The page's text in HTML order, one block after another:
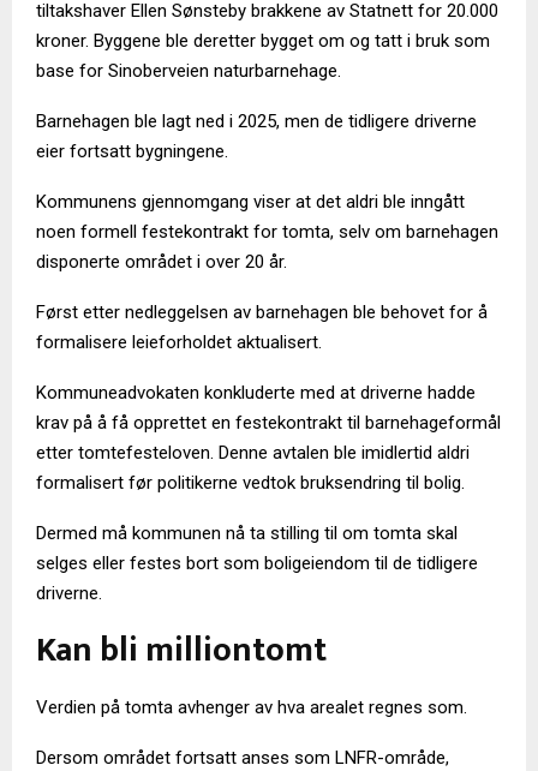
tiltakshaver Ellen Sønsteby brakkene av Statnett for 20.000
kroner. Byggene ble deretter bygget om og tatt i bruk som
base for Sinoberveien naturbarnehage.
Barnehagen ble lagt ned i 2025, men de tidligere driverne
eier fortsatt bygningene.
Kommunens gjennomgang viser at det aldri ble inngått
noen formell festekontrakt for tomta, selv om barnehagen
disponerte området i over 20 år.
Først etter nedleggelsen av barnehagen ble behovet for å
formalisere leieforholdet aktualisert.
Kommuneadvokaten konkluderte med at driverne hadde
krav på å få opprettet en festekontrakt til barnehageformål
etter tomtefesteloven. Denne avtalen ble imidlertid aldri
formalisert før politikerne vedtok bruksendring til bolig.
Dermed må kommunen nå ta stilling til om tomta skal
selges eller festes bort som boligeiendom til de tidligere
driverne.
Kan bli milliontomt
Verdien på tomta avhenger av hva arealet regnes som.
Dersom området fortsatt anses som LNFR-område,